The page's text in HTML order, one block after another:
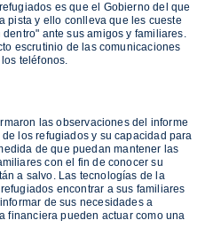
es que el Gobierno del que
pista y ello conlleva que les cueste
ante sus amigos y familiares.
escrutinio de las comunicaciones
teléfonos.
las observaciones del informe
los refugiados y su capacidad para
de que puedan mantener las
con el fin de conocer su
a salvo. Las tecnologías de la
encontrar a sus familiares
de sus necesidades a
financiera pueden actuar como una